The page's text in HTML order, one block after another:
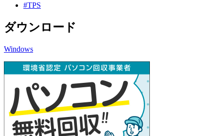
#TPS
ダウンロード
Windows